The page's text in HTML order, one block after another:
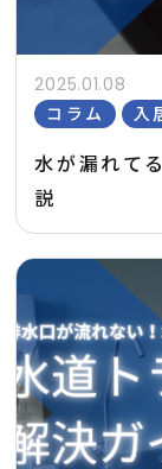
2025.01.08
コラム
入
水が漏れて
説